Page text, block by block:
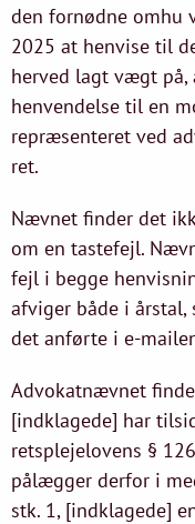
den fornødne omhu
2025 at henvise til
herved lagt vægt på,
henvendelse til en
repræsenteret ved
ret.
Nævnet finder det
om en tastefejl.
fejl i begge
afviger både i
det anførte i e-
Advokatnævnet
[indklagede] har
retsplejelovens §
pålægger derfor i
stk. 1, [indklagede]